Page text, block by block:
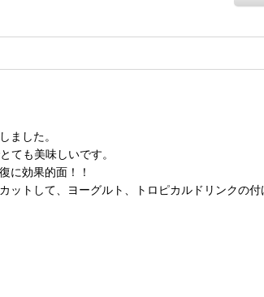
ました。
も美味しいです。
に効果的面！！
ットして、ヨーグルト、トロピカルドリンクの